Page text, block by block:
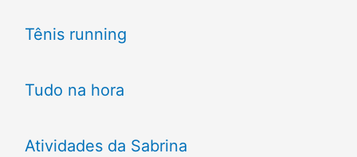
Tênis running
Tudo na hora
Atividades da Sabrina